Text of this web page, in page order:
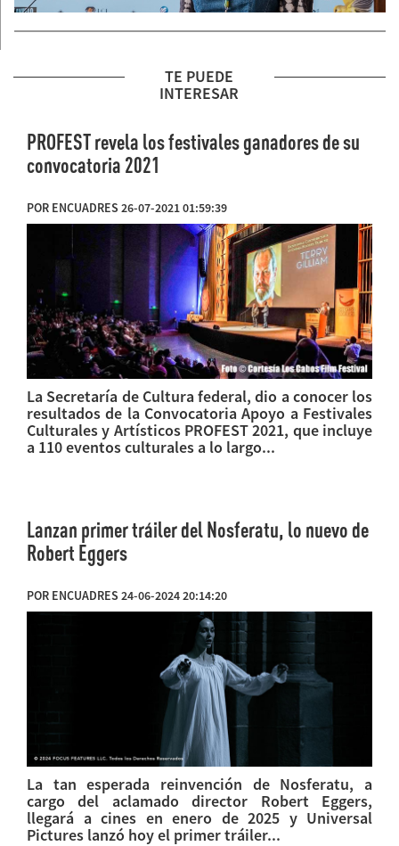
TE PUEDE
INTERESAR
PROFEST revela los festivales ganadores de su
convocatoria 2021
POR ENCUADRES 26-07-2021 01:59:39
La Secretaría de Cultura federal, dio a conocer los
resultados de la Convocatoria Apoyo a Festivales
Culturales y Artísticos PROFEST 2021, que incluye
a 110 eventos culturales a lo largo...
Lanzan primer tráiler del Nosferatu, lo nuevo de
Robert Eggers
POR ENCUADRES 24-06-2024 20:14:20
La tan esperada reinvención de Nosferatu, a
cargo del aclamado director Robert Eggers,
llegará a cines en enero de 2025 y Universal
Pictures lanzó hoy el primer tráiler...